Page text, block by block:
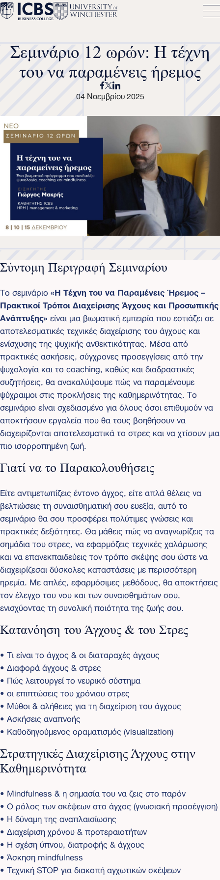
Σεμινάριο 12 ωρών: Η τέχνη
του να παραμένεις ήρεμος
04 Νοεμβρίου 2025
Σύντομη Περιγραφή Σεμιναρίου
Το σεμινάριο«Η Τέχνη του να Παραμένεις Ήρεμος –
Πρακτικοί Τρόποι Διαχείρισης Άγχους και Προσωπικής
Ανάπτυξης»είναι μια βιωματική εμπειρία που εστιάζει σε
αποτελεσματικές τεχνικές διαχείρισης του άγχους και
ενίσχυσης της ψυχικής ανθεκτικότητας. Μέσα από
πρακτικές ασκήσεις, σύγχρονες προσεγγίσεις από την
ψυχολογία και το coaching, καθώς και διαδραστικές
συζητήσεις, θα ανακαλύψουμε πώς να παραμένουμε
ψύχραιμοι στις προκλήσεις της καθημερινότητας. Το
σεμινάριο είναι σχεδιασμένο για όλους όσοι επιθυμούν να
αποκτήσουν εργαλεία που θα τους βοηθήσουν να
διαχειρίζονται αποτελεσματικά το στρες και να χτίσουν μια
πιο ισορροπημένη ζωή.
Γιατί να το Παρακολουθήσεις
Είτε αντιμετωπίζεις έντονο άγχος, είτε απλά θέλεις να
βελτιώσεις τη συναισθηματική σου ευεξία, αυτό το
σεμινάριο θα σου προσφέρει πολύτιμες γνώσεις και
πρακτικές δεξιότητες. Θα μάθεις πώς να αναγνωρίζεις τα
σημάδια του στρες, να εφαρμόζεις τεχνικές χαλάρωσης
και να επανεκπαιδεύεις τον τρόπο σκέψης σου ώστε να
διαχειρίζεσαι δύσκολες καταστάσεις με περισσότερη
ηρεμία. Με απλές, εφαρμόσιμες μεθόδους, θα αποκτήσεις
τον έλεγχο του νου και των συναισθημάτων σου,
ενισχύοντας τη συνολική ποιότητα της ζωής σου.
Κατανόηση του Άγχους & του Στρες
• Τι είναι το άγχος & οι διαταραχές άγχους
• Διαφορά άγχους & στρες
• Πώς λειτουργεί το νευρικό σύστημα
• οι επιπτώσεις του χρόνιου στρες
• Μύθοι & αλήθειες για τη διαχείριση του άγχους
• Ασκήσεις αναπνοής
• Καθοδηγούμενος οραματισμός (visualization)
Στρατηγικές Διαχείρισης Άγχους στην
Καθημερινότητα
• Mindfulness & η σημασία του να ζεις στο παρόν
• Ο ρόλος των σκέψεων στο άγχος (γνωσιακή προσέγγιση)
• Η δύναμη της αναπλαισίωσης
• Διαχείριση χρόνου & προτεραιοτήτων
• Η σχέση ύπνου, διατροφής & άγχους
• Άσκηση mindfulness
• Τεχνική STOP για διακοπή αγχωτικών σκέψεων